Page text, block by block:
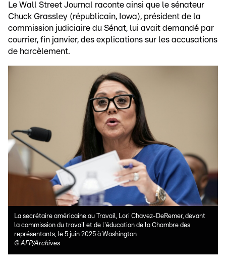
Le Wall Street Journal raconte ainsi que le sénateur
Chuck Grassley (républicain, Iowa), président de la
commission judiciaire du Sénat, lui avait demandé par
courrier, fin janvier, des explications sur les accusations
de harcèlement.
La secrétaire américaine au Travail, Lori Chavez-DeRemer, devant
la commission du travail et de l'éducation de la Chambre des
représentants, le 5 juin 2025 à Washington
©AFP/Archives